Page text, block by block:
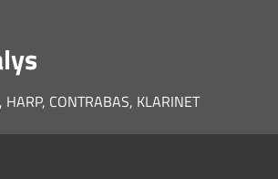
CONTRABAS, KLARINET